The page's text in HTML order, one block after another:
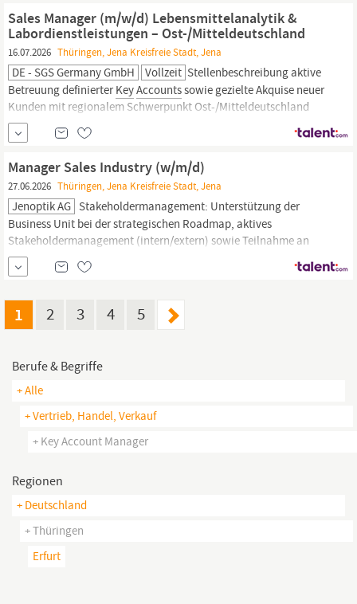
Teams wie beispielsweise Produktmanagement und...
Sales Manager (m/w/d) Lebensmittelanalytik &
Labordienstleistungen – Ost-/Mitteldeutschland
16.07.2026 Thüringen, Jena Kreisfreie Stadt, Jena
DE - SGS Germany GmbH Vollzeit Stellenbeschreibung aktive
Betreuung definierterKeyAccountssowie gezielte Akquise neuer
Kunden mit regionalem Schwerpunkt Ost-/Mitteldeutschland
Beratung und Vertrieb des gesamten SGS Produkt- und
Dienstleistungsportfolios im Bereich Lebensmittelanalytik,
Laborprüfungen sowie Prüf- und Zertifizierungsdienstleistungen
Aufbau, Pflege...
Manager Sales Industry (w/m/d)
27.06.2026 Thüringen, Jena Kreisfreie Stadt, Jena
Jenoptik AG Stakeholdermanagement: Unterstützung der
Business Unit bei der strategischen Roadmap, aktives
Stakeholdermanagement (intern/extern) sowie Teilnahme an
Messen und Kundenbesuchen Ihr Profil Abgeschlossener
Master/Diplom in Business Administration, Physik,
Jahre Berufserfahrung als Key Account
oder
1 2 3 4 5
Berufe & Begriffe
+ Alle
+ Vertrieb, Handel, Verkauf
+ Key Account Manager
Regionen
+ Deutschland
+ Thüringen
Erfurt